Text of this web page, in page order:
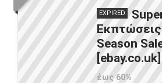
EXPIRED
Season
[ebay.co.uk]
έως 60%